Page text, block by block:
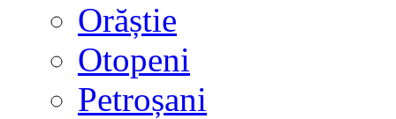
Orăștie
Otopeni
Petroșani